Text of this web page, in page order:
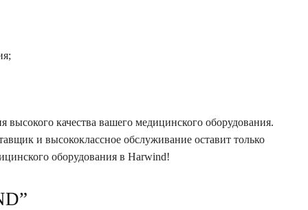
высокого качества вашего медицинского оборудования.
и высококлассное обслуживание оставит только
оборудования в Harwind!